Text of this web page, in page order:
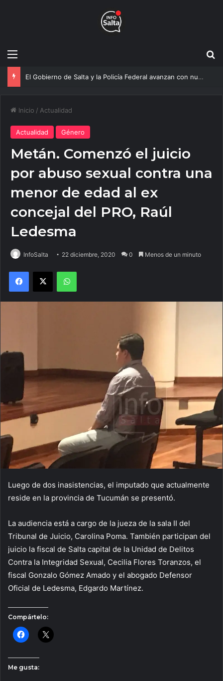
Menú
Más agua para Salta: Construyen una obra clave que mejorará el servicio a 20 mil vecinos
Inicio / Actualidad
Actualidad Género
Metán. Comenzó el juicio
por abuso sexual contra una
menor de edad al ex
concejal del PRO, Raúl
Ledesma
InfoSalta 22 diciembre, 2020 0 Menos de un minuto
Facebook
X WhatsApp
Luego de dos inasistencias, el imputado que actualmente
reside en la provincia de Tucumán se presentó.
La audiencia está a cargo de la jueza de la sala II del
Tribunal de Juicio, Carolina Poma. También participan del
juicio la fiscal de Salta capital de la Unidad de Delitos
Contra la Integridad Sexual, Cecilia Flores Toranzos, el
fiscal Gonzalo Gómez Amado y el abogado Defensor
Oficial de Ledesma, Edgardo Martínez.
Compártelo:
Me gusta: